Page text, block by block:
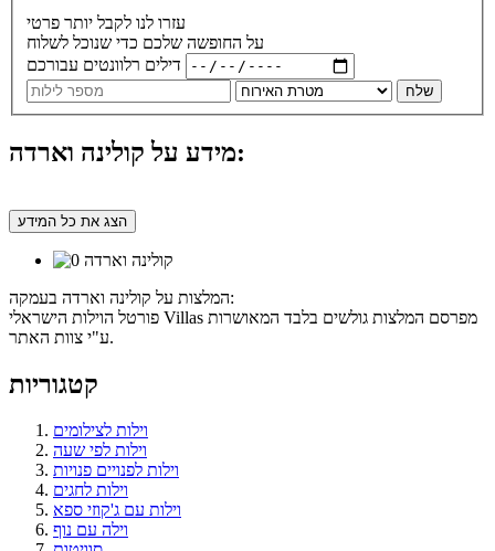
עזרו לנו לקבל יותר פרטי
על החופשה שלכם כדי שנוכל לשלוח
שלח
מידע על קולינה וארדה:
הצג את כל המידע
המלצות על קולינה וארדה בעמקה:
פורטל הוילות הישראלי Villas מפרסם המלצות גולשים בלבד המאושרות
ע"י צוות האתר.
קטגוריות
וילות לצילומים
וילות לפי שעה
וילות לפנויים פנויות
וילות לחגים
וילות עם ג'קוזי ספא
וילה עם נוף